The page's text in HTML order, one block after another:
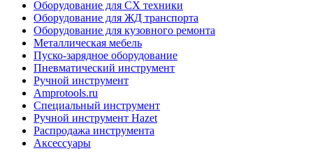
Оборудование для СХ техники
Оборудование для ЖД транспорта
Оборудование для кузовного ремонта
Металлическая мебель
Пуско-зарядное оборудование
Пневматический инструмент
Ручной инструмент
Amprotools.ru
Специальный инструмент
Ручной инструмент Hazet
Распродажа инструмента
Аксессуары